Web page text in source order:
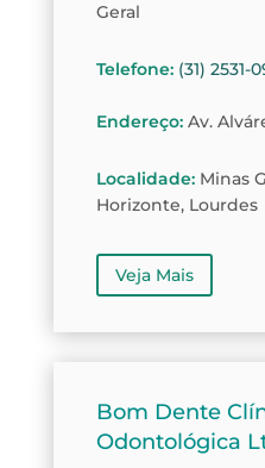
Geral
Telefone: (31) 2531-
Endereço: Av.
Localidade: Minas
Horizonte, Lourdes
Veja Mais
Bom Dente
Odontológica